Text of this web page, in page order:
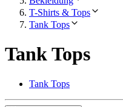
T-Shirts & Tops
Tank Tops
Tank Tops
Tank Tops